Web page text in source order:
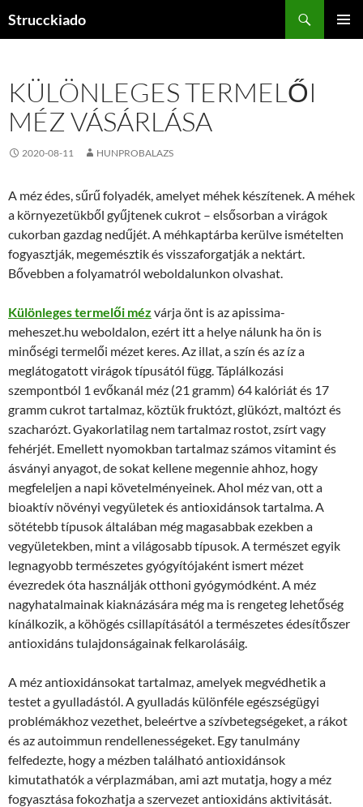
Strucckiado
KÜLÖNLEGES TERMELŐI
MÉZ VÁSÁRLÁSA
2020-08-11 HUNPROBALAZS
A méz édes, sűrű folyadék, amelyet méhek készítenek. A méhek
a környezetükből gyűjtenek cukrot – elsősorban a virágok
cukorban gazdag nedűjét. A méhkaptárba kerülve ismételten
fogyasztják, megemésztik és visszaforgatják a nektárt.
Bővebben a folyamatról weboldalunkon olvashat.
Különleges termelői méz várja önt is az apissima-
meheszet.hu weboldalon, ezért itt a helye nálunk ha ön is
minőségi termelői mézet keres. Az illat, a szín és az íz a
meglátogatott virágok típusától függ. Táplálkozási
szempontból 1 evőkanál méz (21 gramm) 64 kalóriát és 17
gramm cukrot tartalmaz, köztük fruktózt, glükózt, maltózt és
szacharózt. Gyakorlatilag nem tartalmaz rostot, zsírt vagy
fehérjét. Emellett nyomokban tartalmaz számos vitamint és
ásványi anyagot, de sokat kellene megennie ahhoz, hogy
megfeleljen a napi követelményeinek. Ahol méz van, ott a
bioaktív növényi vegyületek és antioxidánsok tartalma. A
sötétebb típusok általában még magasabbak ezekben a
vegyületekben, mint a világosabb típusok. A természet egyik
legnagyobb természetes gyógyítójaként ismert mézet
évezredek óta használják otthoni gyógymódként. A méz
nagyhatalmainak kiaknázására még ma is rengeteg lehetőség
kínálkozik, a köhögés csillapításától a természetes édesítőszer
antioxidáns tulajdonságainak felkarolásáig.
A méz antioxidánsokat tartalmaz, amelyek megvédhetik a
testet a gyulladástól. A gyulladás különféle egészségügyi
problémákhoz vezethet, beleértve a szívbetegségeket, a rákot
és az autoimmun rendellenességeket. Egy tanulmány
felfedezte, hogy a mézben található antioxidánsok
kimutathatók a vérplazmában, ami azt mutatja, hogy a méz
fogyasztása fokozhatja a szervezet antioxidáns aktivitását.